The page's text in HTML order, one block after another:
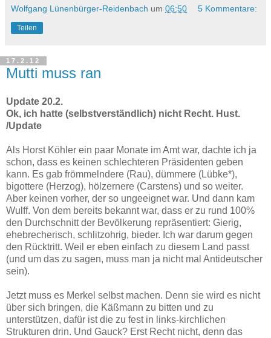
Wolfgang Lünenbürger-Reidenbach um 06:50 5 Kommentare:
Teilen
17.2.12
Mutti muss ran
Update 20.2.
Ok, ich hatte (selbstverständlich) nicht Recht. Hust.
/Update
Als Horst Köhler ein paar Monate im Amt war, dachte ich ja
schon, dass es keinen schlechteren Präsidenten geben
kann. Es gab frömmelndere (Rau), dümmere (Lübke*),
bigottere (Herzog), hölzernere (Carstens) und so weiter.
Aber keinen vorher, der so ungeeignet war. Und dann kam
Wulff. Von dem bereits bekannt war, dass er zu rund 100%
den Durchschnitt der Bevölkerung repräsentiert: Gierig,
ehebrecherisch, schlitzohrig, bieder. Ich war darum gegen
den Rücktritt. Weil er eben einfach zu diesem Land passt
(und um das zu sagen, muss man ja nicht mal Antideutscher
sein).
Jetzt muss es Merkel selbst machen. Denn sie wird es nicht
über sich bringen, die Käßmann zu bitten und zu
unterstützen, dafür ist die zu fest in links-kirchlichen
Strukturen drin. Und Gauck? Erst Recht nicht, denn das